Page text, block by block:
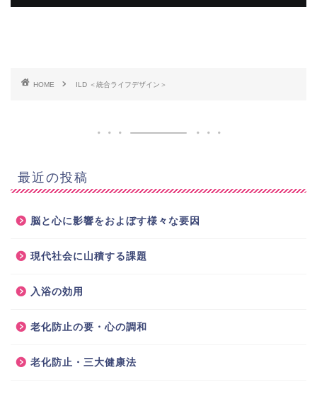
HOME ILD ＜統合ライフデザイン＞
最近の投稿
脳と心に影響をおよぼす様々な要因
現代社会に山積する課題
入浴の効用
老化防止の要・心の調和
老化防止・三大健康法